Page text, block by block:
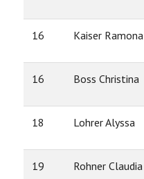
16 Kaiser Ramona
16 Boss Christina
18 Lohrer Alyssa
19 Rohner Claudia